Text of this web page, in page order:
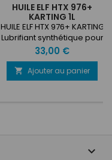
HUILE ELF HTX 976+
KARTING 1L
HUILE ELF HTX 976+ KARTING
Lubrifiant synthétique pour
moteur de compétition 2-
temps. Protection optimale
contre les phénomènes de
serrage et de cliquetis. 1L
Prix
33,00 €
 Ajouter au panier
